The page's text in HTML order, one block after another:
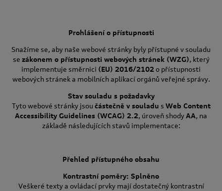
Prohlášení o přístupnosti
Snažíme se, aby naše webové stránky byly přístupné v souladu
se zákonem o přístupnosti webových stránek (WZG), který
implementuje směrnici (EU) 2016/2102o přístupnosti
webových stránek a mobilních aplikací orgánů veřejné správy.
Stav souladu s požadavky
Tyto webové stránky jsou částečně v souladu s Web Content
Accessibility Guidelines (WCAG) 2.2, úroveň shodyAA, na
základě následujících stavů implementace:
Přehled přístupného obsahu
Kontrastní poměry: Splněno
Veškeré texty a ovládací prvky mají dostatečný kontrastní